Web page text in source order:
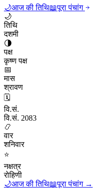
🌙आज की तिथि📖पूरा पंचांग
🌙
तिथि
दशमी
🌗
पक्ष
कृष्ण पक्ष
📅
मास
श्रावण
🗓️
वि.सं.
वि.सं. 2083
📿
वार
शनिवार
⭐
नक्षत्र
रोहिणी
🌙आज की तिथि📖पूरा पंचांग→